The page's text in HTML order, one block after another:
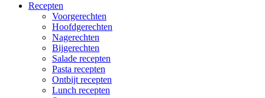
Recepten
Voorgerechten
Hoofdgerechten
Nagerechten
Bijgerechten
Salade recepten
Pasta recepten
Ontbijt recepten
Lunch recepten